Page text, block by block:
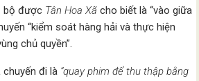
bộ được Tân Hoa Xã cho biết là “vào giữa
“kiểm soát hàng hải và thực hiện
chủ quyền”.
chuyến đi là “quay phim để thu thập bằng